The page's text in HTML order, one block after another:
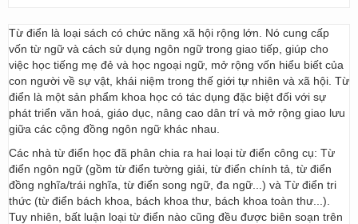
Từ điển là loại sách có chức năng xã hội rộng lớn. Nó cung cấp
vốn từ ngữ và cách sử dụng ngôn ngữ trong giao tiếp, giúp cho
việc học tiếng mẹ đẻ và học ngoại ngữ, mở rộng vốn hiểu biết của
con người về sự vật, khái niệm trong thế giới tự nhiên và xã hội. Từ
điển là một sản phẩm khoa học có tác dụng đặc biệt đối với sự
phát triển văn hoá, giáo dục, nâng cao dân trí và mở rộng giao lưu
giữa các cộng đồng ngôn ngữ khác nhau.
Các nhà từ điển học đã phân chia ra hai loại từ điển công cụ: Từ
điển ngôn ngữ (gồm từ điển tường giải, từ điển chính tả, từ điển
đồng nghĩa/trái nghĩa, từ điển song ngữ, đa ngữ...) và Từ điển tri
thức (từ điển bách khoa, bách khoa thư, bách khoa toàn thư...).
Tuy nhiên, bất luận loại từ điển nào cũng đều được biên soạn trên